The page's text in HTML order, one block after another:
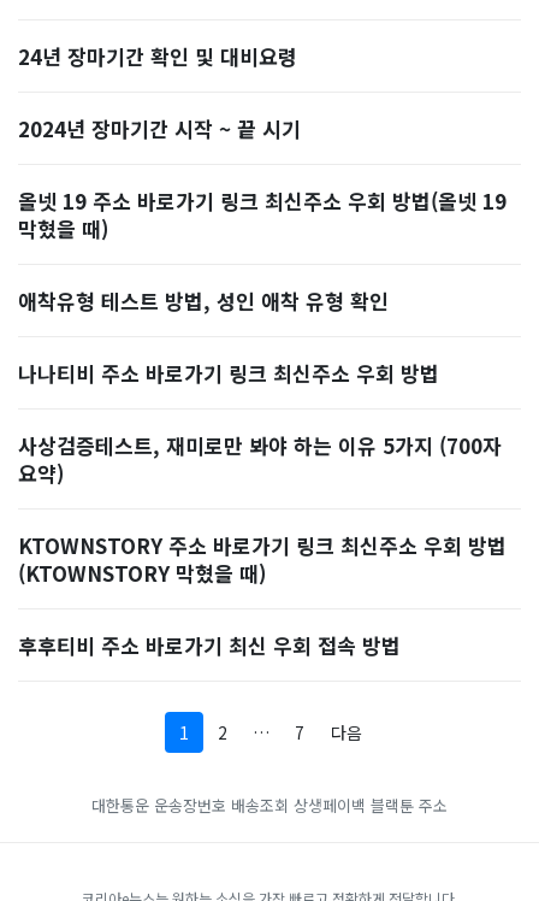
24년 장마기간 확인 및 대비요령
2024년 장마기간 시작 ~ 끝 시기
올넷 19 주소 바로가기 링크 최신주소 우회 방법(올넷 19
막혔을 때)
애착유형 테스트 방법, 성인 애착 유형 확인
나나티비 주소 바로가기 링크 최신주소 우회 방법
사상검증테스트, 재미로만 봐야 하는 이유 5가지 (700자
요약)
KTOWNSTORY 주소 바로가기 링크 최신주소 우회 방법
(KTOWNSTORY 막혔을 때)
후후티비 주소 바로가기 최신 우회 접속 방법
1 2 … 7 다음
대한통운 운송장번호 배송조회 상생페이백 블랙툰 주소